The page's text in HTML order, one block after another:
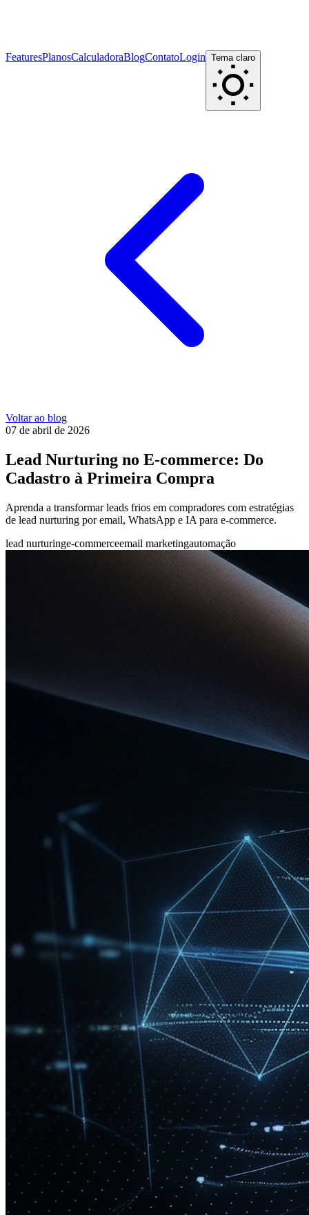
FeaturesPlanosCalculadoraBlogContatoLogin Tema claro
Voltar ao blog
07 de abril de 2026
Lead Nurturing no E-commerce: Do
Cadastro à Primeira Compra
Aprenda a transformar leads frios em compradores com estratégias
de lead nurturing por email, WhatsApp e IA para e-commerce.
lead nurturinge-commerceemail marketingautomação